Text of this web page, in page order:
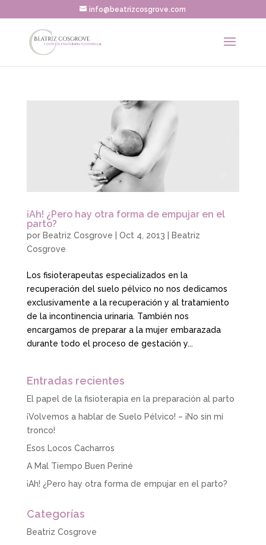
info@beatrizcosgrove.com
¡Ah! ¿Pero hay otra forma de empujar en el
parto?
por Beatriz Cosgrove | Oct 4, 2013 | Beatriz
Cosgrove
Los fisioterapeutas especializados en la
recuperación del suelo pélvico no nos dedicamos
exclusivamente a la recuperación y al tratamiento
de la incontinencia urinaria. También nos
encargamos de preparar a la mujer embarazada
durante todo el proceso de gestación y...
Entradas recientes
El papel de la fisioterapia en la preparación al parto
¡Volvemos a hablar de Suelo Pélvico! – ¡No sin mi
tronco!
Esos Locos Cacharros
A Mal Tiempo Buen Periné
¡Ah! ¿Pero hay otra forma de empujar en el parto?
Categorías
Beatriz Cosgrove